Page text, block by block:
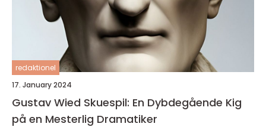
redaktionel
17. January 2024
Gustav Wied Skuespil: En Dybdegående Kig
på en Mesterlig Dramatiker